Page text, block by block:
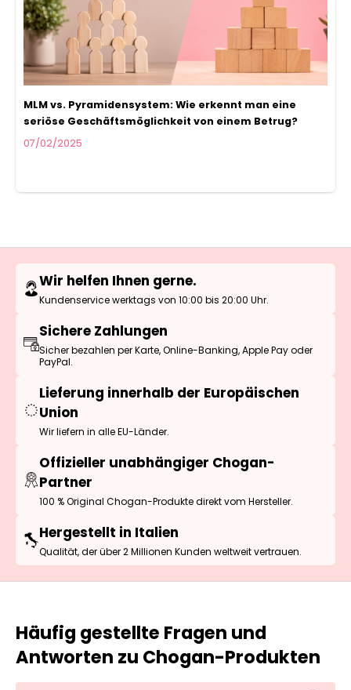
MLM vs. Pyramidensystem: Wie erkennt man eine
seriöse Geschäftsmöglichkeit von einem Betrug?
07/02/2025
Wir helfen Ihnen gerne.
Kundenservice werktags von 10:00 bis 20:00 Uhr.
Sichere Zahlungen
Sicher bezahlen per Karte, Online-Banking, Apple Pay oder
PayPal.
Lieferung innerhalb der Europäischen
Union
Wir liefern in alle EU-Länder.
Offizieller unabhängiger Chogan-
Partner
100 % Original Chogan-Produkte direkt vom Hersteller.
Hergestellt in Italien
Qualität, der über 2 Millionen Kunden weltweit vertrauen.
Häufig gestellte Fragen und
Antworten zu Chogan-Produkten